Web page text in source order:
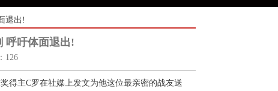
退出!
呼吁体面退出!
126
得主C罗在社媒上发文为他这位最亲密的战友送